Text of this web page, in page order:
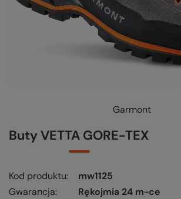
Garmont
Buty VETTA GORE-TEX
Kod produktu
mw1125
Gwarancja
Rękojmia 24 m-ce